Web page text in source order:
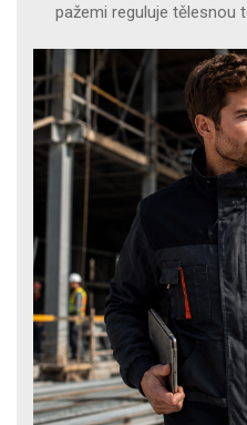
pažemi reguluje tělesnou